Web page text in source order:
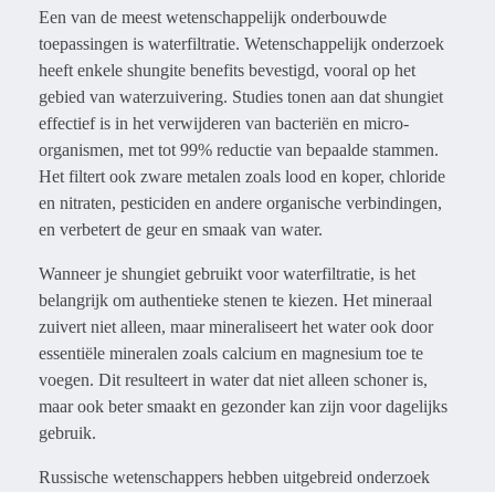
Een van de meest wetenschappelijk onderbouwde
toepassingen is waterfiltratie. Wetenschappelijk onderzoek
heeft enkele shungite benefits bevestigd, vooral op het
gebied van waterzuivering. Studies tonen aan dat shungiet
effectief is in het verwijderen van bacteriën en micro-
organismen, met tot 99% reductie van bepaalde stammen.
Het filtert ook zware metalen zoals lood en koper, chloride
en nitraten, pesticiden en andere organische verbindingen,
en verbetert de geur en smaak van water.
Wanneer je shungiet gebruikt voor waterfiltratie, is het
belangrijk om authentieke stenen te kiezen. Het mineraal
zuivert niet alleen, maar mineraliseert het water ook door
essentiële mineralen zoals calcium en magnesium toe te
voegen. Dit resulteert in water dat niet alleen schoner is,
maar ook beter smaakt en gezonder kan zijn voor dagelijks
gebruik.
Russische wetenschappers hebben uitgebreid onderzoek